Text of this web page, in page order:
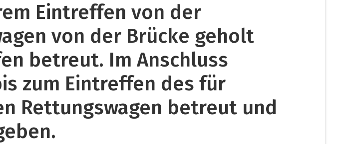
Eintreffen von der
von der Brücke geholt
betreut. Im Anschluss
zum Eintreffen des für
Rettungswagen betreut und